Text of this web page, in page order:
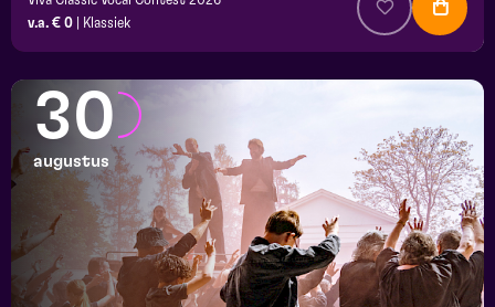
v.a. € 0
Klassiek
30
augustus